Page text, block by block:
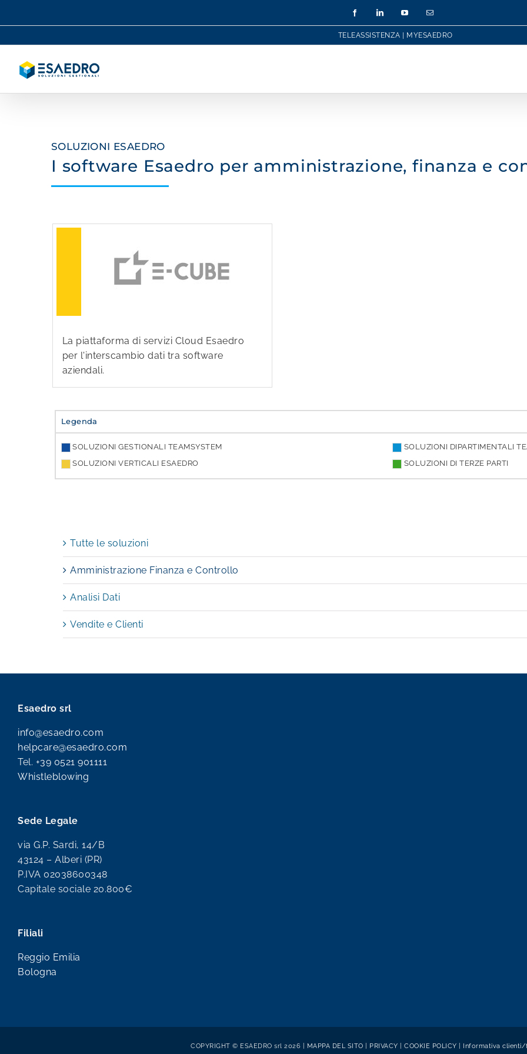
FacebookLinkedInYouTubeEmail
TELEASSISTENZA MYESAEDRO
SOLUZIONI ESAEDRO
I software Esaedro per amministrazione, finanza e
E-Cube piattaforma di
La piattaforma di servizi Cloud Esaedro
per l'interscambio dati tra software
aziendali.
Legenda
SOLUZIONI GESTIONALI TEAMSYSTEM
SOLUZIONI DIPARTIMENTALI
SOLUZIONI VERTICALI ESAEDRO
SOLUZIONI DI TERZE PARTI
Tutte le soluzioni
Amministrazione Finanza e Controllo
Analisi Dati
Vendite e Clienti
Esaedro srl
info@esaedro.com
helpcare@esaedro.com
Tel. +39 0521 901111
Whistleblowing
Sede Legale
via G.P. Sardi, 14/B
43124 – Alberi (PR)
P.IVA 02038600348
Capitale sociale 20.800€
Filiali
Reggio Emilia
Bologna
COPYRIGHT © ESAEDRO srl 2026 | MAPPA DEL SITO PRIVACY COOKIE POLICY Informativa